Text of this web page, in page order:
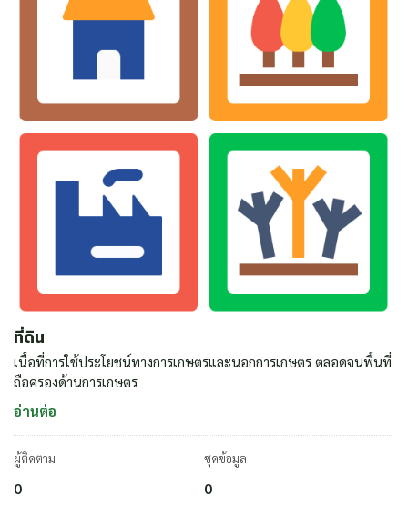
ที่ดิน
เนื้อที่การใช้ประโยชน์ทางการเกษตรและนอกการเกษตร ตลอดจนพื้นที่่
ถือครองด้านการเกษตร
อ่านต่อ
ผู้ติดตาม
0
ชุดข้อมูล
0